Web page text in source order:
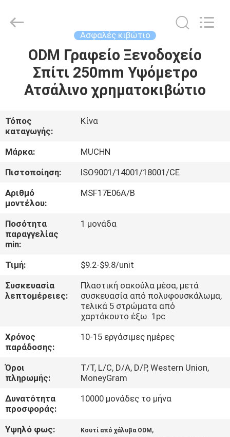
ΣΠΊΤΙ
ΠΡΟΪΌΝΤΑ
ΠΕΡΊΠΟΥ
ΕΜΕΊΣ
ΓΎΡΟΣ
ΕΡΓΟΣΤΑΣΊΩΝ
ΠΟΙΟΤΙΚΌΣ
ΈΛΕΓΧΟΣ
ΜΑΣ
ΕΛΆΤΕ
ΜΕ
ΕΙΔΉΣΕΙΣ
ΖΗΤΉΣΤΕ
ΈΝΑ
Rights
Ασφαλές κιβώτιο
ODM Γραφείο Ξενοδοχείο
Σπίτι 250mm Υψόμετρο
Ατσάλινο χρηματοκιβώτιο
Τόπος
καταγωγής:
Κίνα
Μάρκα:
MUCHN
Πιστοποίηση:
ISO9001/14001/18001/CE
Αριθμό
μοντέλου:
MSF17E06A/B
Ποσότητα
παραγγελίας
min:
1 μονάδα
Τιμή:
$9.2-$9.8/unit
Συσκευασία
λεπτομέρειες:
Πλαστική σακούλα μέσα, μετά
συσκευασία από πολυφουσκάλωμα,
τελικά 5 στρώματα από
χαρτόκουτο έξω. 1pc
Χρόνος
παράδοσης:
10-15 εργάσιμες ημέρες
Όροι
πληρωμής:
T/T, L/C, D/A, D/P, Western Union,
MoneyGram
Δυνατότητα
προσφοράς:
10000 μονάδες το μήνα
Υψηλό φως: Κουτί από χάλυβα ODM ,